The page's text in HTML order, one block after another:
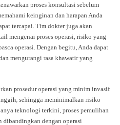
proses konsultasi sebelum
keinginan dan harapan Anda
tercapai. Tim dokter juga akan
mengenai proses operasi, risiko yang
operasi. Dengan begitu, Anda dapat
mengurangi rasa khawatir yang
prosedur operasi yang minim invasif
sehingga meminimalkan risiko
teknologi terkini, proses pemulihan
dibandingkan dengan operasi